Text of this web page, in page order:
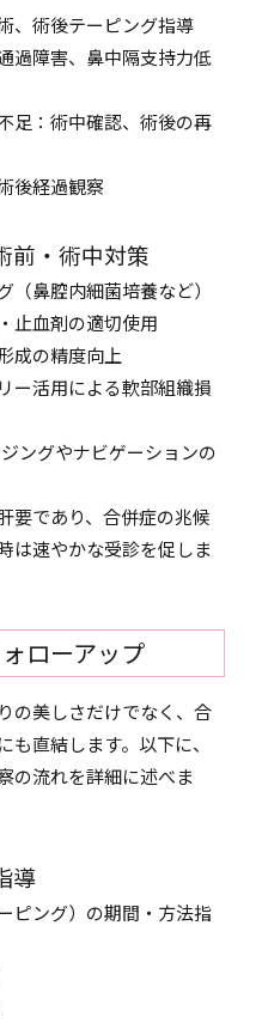
、術後テーピング指導
過障害、鼻中隔支持力低
足：術中確認、術後の再
後経過観察
前・術中対策
（鼻腔内細菌培養など）
止血剤の適切使用
成の精度向上
ー活用による軟部組織損
ングやナビゲーションの
要であり、合併症の兆候
は速やかな受診を促しま
ローアップ
の美しさだけでなく、合
直結します。以下に、
の流れを詳細に述べま
導
ピング）の期間・方法指